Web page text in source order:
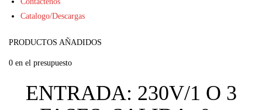
Catalogo/Descargas
PRODUCTOS AÑADIDOS
0 en el presupuesto
ENTRADA: 230V/1 O 3